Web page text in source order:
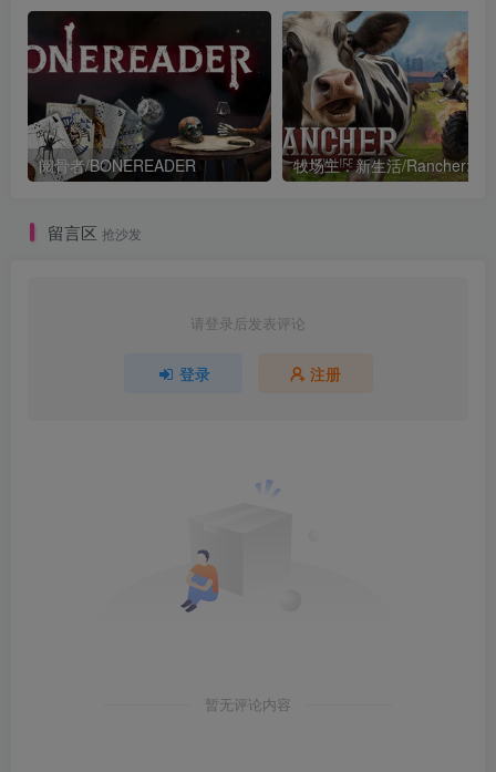
阅骨者/BONEREADER
留言区 抢沙发
请登录后发表评论
登录 注册
暂无评论内容